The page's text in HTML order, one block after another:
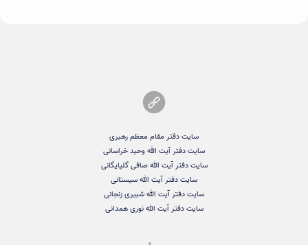
سایت دفتر مقام معظم رهبری
سایت دفتر آیت الله وحید خراسانی
سایت دفتر آیت الله صافی گلپایگانی
سایت دفتر آیت الله سیستانی
سایت دفتر آیت الله شبیری زنجانی
سایت دفتر آیت الله نوری همدانی